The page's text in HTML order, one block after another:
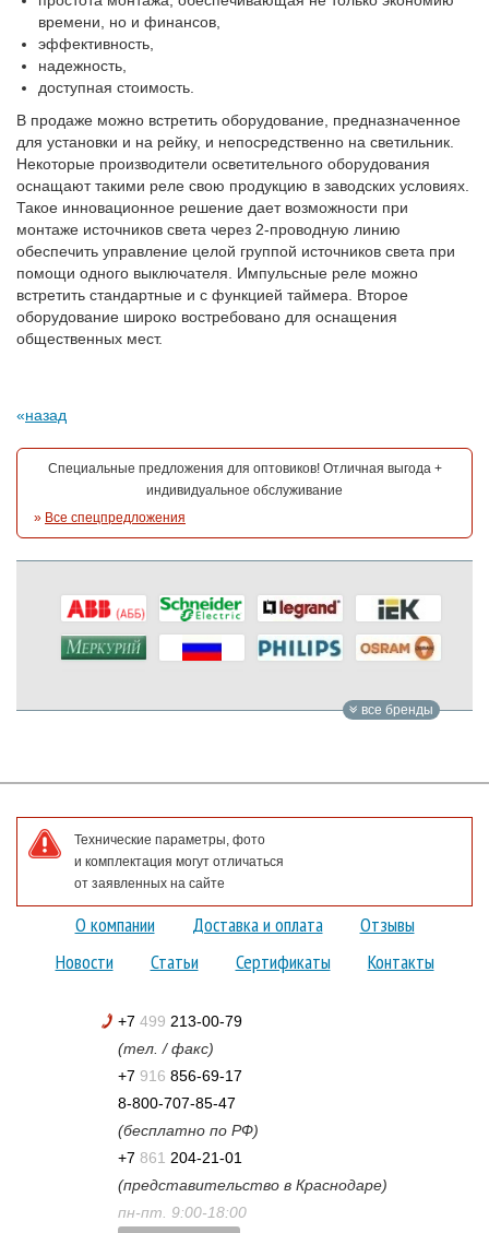
времени, но и финансов,
эффективность,
надежность,
доступная стоимость.
В продаже можно встретить оборудование, предназначенное
для установки и на рейку, и непосредственно на светильник.
Некоторые производители осветительного оборудования
оснащают такими реле свою продукцию в заводских условиях.
Такое инновационное решение дает возможности при
монтаже источников света через 2-проводную линию
обеспечить управление целой группой источников света при
помощи одного выключателя. Импульсные реле можно
встретить стандартные и с функцией таймера. Второе
оборудование широко востребовано для оснащения
общественных мест.
назад
Специальные предложения для оптовиков! Отличная выгода +
индивидуальное обслуживание
» Все спецпредложения
все бренды
Технические параметры, фото
и комплектация могут отличаться
от заявленных на сайте
О компании Доставка и оплата
Отзывы
Новости
Статьи Сертификаты Контакты
+7 499 213-00-79
(тел. / факс)
+7 916 856-69-17
8-800-707-85-47
(бесплатно по РФ)
+7 861 204-21-01
(представительство в Краснодаре)
пн-пт. 9:00-18:00